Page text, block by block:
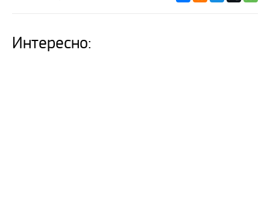
Интересно: